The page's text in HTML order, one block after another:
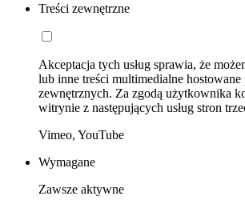
Treści zewnętrzne
Akceptacja tych usług sprawia, że
lub inne treści multimedialne
zewnętrznych. Za zgodą użytkownika
witrynie z następujących usług stron
Vimeo, YouTube
Wymagane
Zawsze aktywne